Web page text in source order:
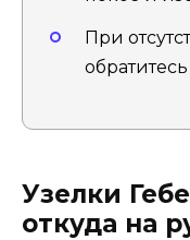
При
Узелки
откуда на